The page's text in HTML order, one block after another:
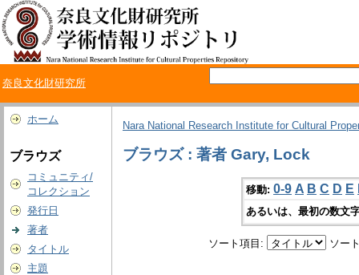
奈良文化財研究所
ホーム
ブラウズ
コミュニティ/
コレクション
発行日
著者
タイトル
主題
Nara National Research Institute for Cultural
ブラウズ : 著者 Gary, Lock
移動: 0-9 A B C D E
あるいは、最初の数文
ソート項目: ソー